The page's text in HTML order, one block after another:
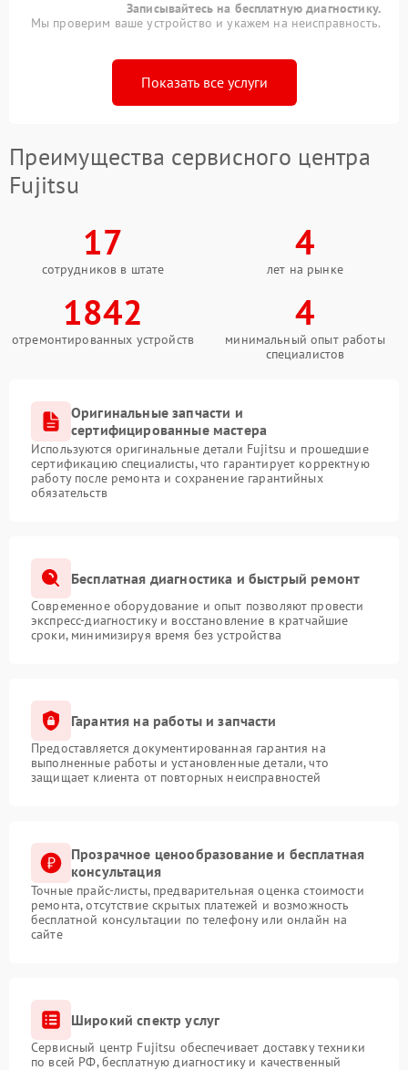
Записывайтесь на бесплатную диагностику.
Мы проверим ваше устройство и укажем на неисправность.
Показать все услуги
Преимущества сервисного центра
Fujitsu
17
сотрудников в штате
4
лет на рынке
1842
отремонтированных устройств
4
минимальный опыт работы
специалистов
Оригинальные запчасти и
сертифицированные мастера
Используются оригинальные детали Fujitsu и прошедшие
сертификацию специалисты, что гарантирует корректную
работу после ремонта и сохранение гарантийных
обязательств
Бесплатная диагностика и быстрый ремонт
Современное оборудование и опыт позволяют провести
экспресс-диагностику и восстановление в кратчайшие
сроки, минимизируя время без устройства
Гарантия на работы и запчасти
Предоставляется документированная гарантия на
выполненные работы и установленные детали, что
защищает клиента от повторных неисправностей
Прозрачное ценообразование и бесплатная
консультация
Точные прайс-листы, предварительная оценка стоимости
ремонта, отсутствие скрытых платежей и возможность
бесплатной консультации по телефону или онлайн на
сайте
Широкий спектр услуг
Сервисный центр Fujitsu обеспечивает доставку техники
по всей РФ, бесплатную диагностику и качественный